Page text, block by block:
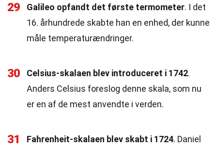
29 Galileo opfandt det første termometer. I det
16. århundrede skabte han en enhed, der kunne
måle temperaturændringer.
30 Celsius-skalaen blev introduceret i 1742.
Anders Celsius foreslog denne skala, som nu
er en af de mest anvendte i verden.
31 Fahrenheit-skalaen blev skabt i 1724. Daniel